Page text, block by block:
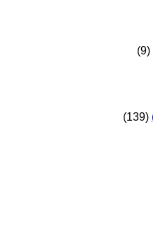
(9)
(139)